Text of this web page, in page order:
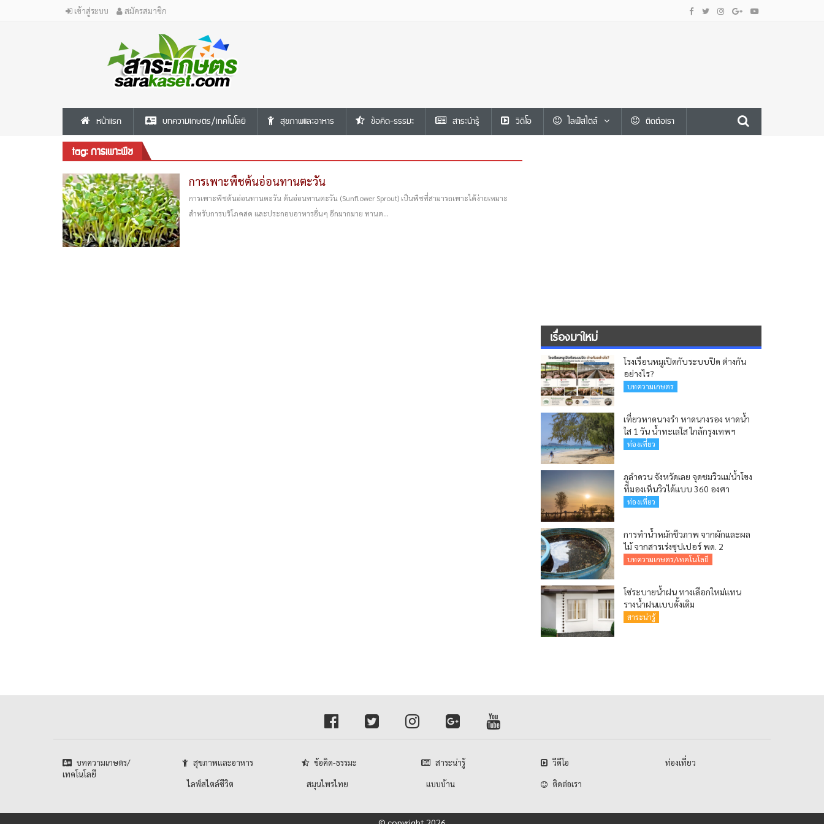
เข้าสู่ระบบ สมัครสมาชิก
หน้าแรก บทความเกษตร/เทคโนโลยี สุขภาพและอาหาร ข้อคิด-ธรรมะ สาระน่ารู้ วีดีโอ ไลฟ์สไตล์ ติดต่อเรา
tag: การเพาะพืช
การเพาะพืชต้นอ่อนทานตะวัน
การเพาะพืชต้นอ่อนทานตะวัน ต้นอ่อนทานตะวัน (Sunflower Sprout) เป็นพืชที่สามารถเพาะได้ง่ายเหมาะ
สำหรับการบริโภคสด และประกอบอาหารอื่นๆ อีกมากมาย ทานต...
เรื่องมาใหม่
โรงเรือนหมูเปิดกับระบบปิด ต่างกัน
อย่างไร?
บทความเกษตร
เที่ยวหาดนางรำ หาดนางรอง หาดน้ำ
ใส 1 วัน น้ำทะเลใส ใกล้กรุงเทพฯ
ท่องเที่ยว
ภูลำดวน จังหวัดเลย จุดชมวิวแม่น้ำโขง
ที่มองเห็นวิวได้แบบ 360 องศา
ท่องเที่ยว
การทำน้ำหมักชีวภาพ จากผักและผล
ไม้ จากสารเร่งซุปเปอร์ พด. 2
บทความเกษตร/เทคโนโลยี
โซ่ระบายน้ำฝน ทางเลือกใหม่แทน
รางน้ำฝนแบบดั้งเดิม
สาระน่ารู้
บทความเกษตร/
เทคโนโลยี
สุขภาพและอาหาร ข้อคิด-ธรรมะ สาระน่ารู้ วีดีโอ ท่องเที่ยว
ไลฟ์สไตล์ชีวิต สมุนไพรไทย แบบบ้าน ติดต่อเรา